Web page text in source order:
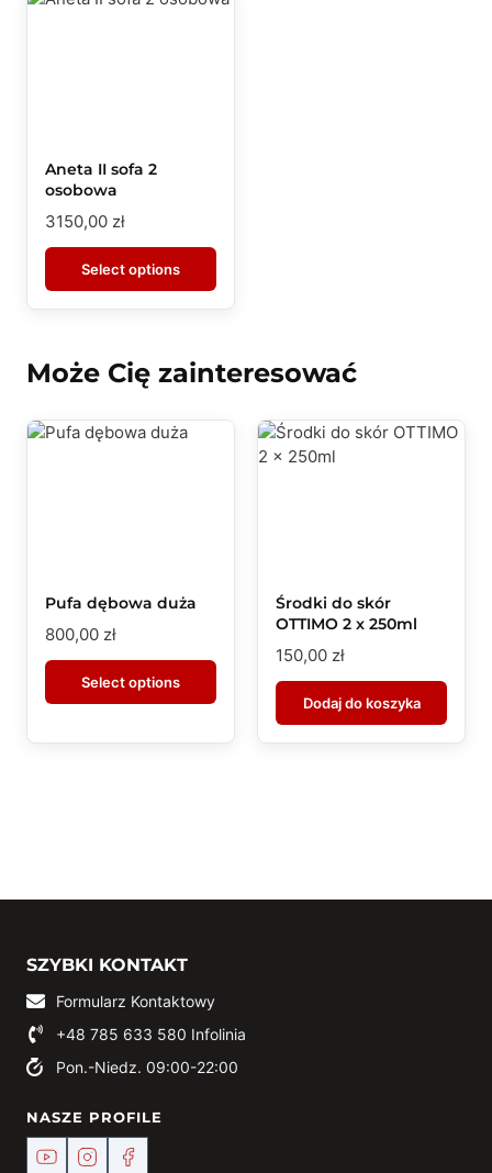
Aneta II sofa 2
osobowa
3150,00 zł
Select options
Może Cię zainteresować
Pufa dębowa duża
800,00 zł
Select options
Środki do skór
OTTIMO 2 x 250ml
150,00 zł
Dodaj do koszyka
SZYBKI KONTAKT
Formularz Kontaktowy
+48 785 633 580 Infolinia
Pon.-Niedz. 09:00-22:00
NASZE PROFILE